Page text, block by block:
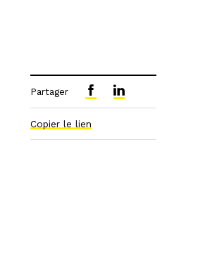
Partager
Copier le lien